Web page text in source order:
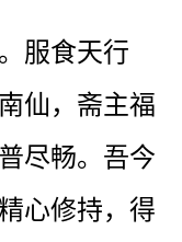
服食天行
仙，斋主福
尽畅。吾今
心修持，得